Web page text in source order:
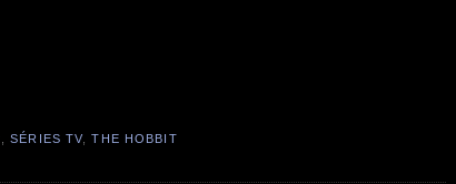
,SÉRIES TV ,THE HOBBIT